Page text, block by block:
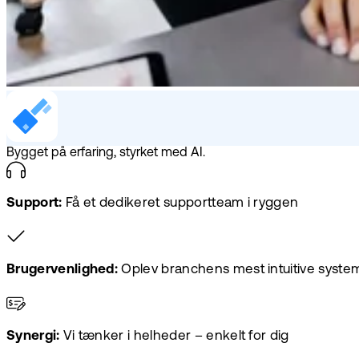
Bygget på erfaring, styrket med AI.
Support: Få et dedikeret supportteam i ryggen
Brugervenlighed: Oplev branchens mest intuitive
Synergi: Vi tænker i helheder – enkelt for dig